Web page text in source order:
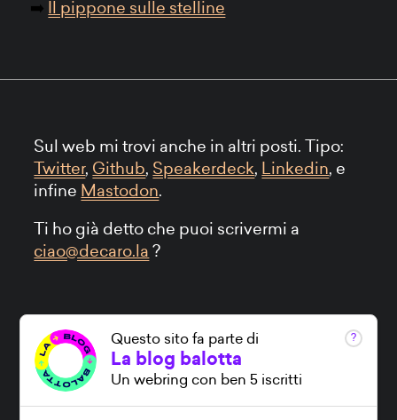
Il pippone sulle stelline
Sul web mi trovi anche in altri posti. Tipo:
Twitter, Github, Speakerdeck, Linkedin, e
infine Mastodon.
Ti ho già detto che puoi scrivermi a
ciao@decaro.la ?